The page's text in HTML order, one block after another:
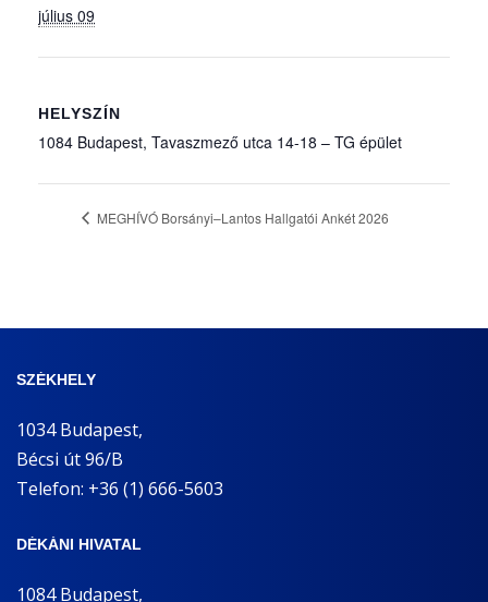
július 09
HELYSZÍN
1084 Budapest, Tavaszmező utca 14-18 – TG épület
MEGHÍVÓ Borsányi–Lantos Hallgatói Ankét 2026
SZÉKHELY
1034 Budapest,
Bécsi út 96/B
Telefon: +36 (1) 666-5603
DÉKÁNI HIVATAL
1084 Budapest,